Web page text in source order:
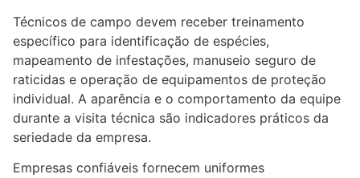
Técnicos de campo devem receber treinamento
específico para identificação de espécies,
mapeamento de infestações, manuseio seguro de
raticidas e operação de equipamentos de proteção
individual. A aparência e o comportamento da equipe
durante a visita técnica são indicadores práticos da
seriedade da empresa.
Empresas confiáveis fornecem uniformes